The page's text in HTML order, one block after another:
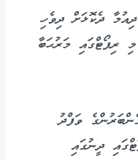
ދެކޮޅަށް ދިވެހި
ރިޕޯޓްގައި މަރުޙަބާ
ވަފްދު
ދީނުގައި